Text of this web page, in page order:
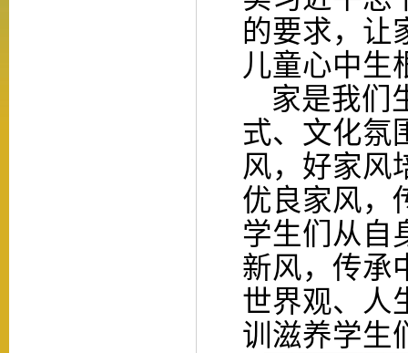
的要求，让
儿童心中生
家是我们
式、文化氛
风，好家风
优良家风，
学生们从自
新风，传承
世界观、人
训滋养学生